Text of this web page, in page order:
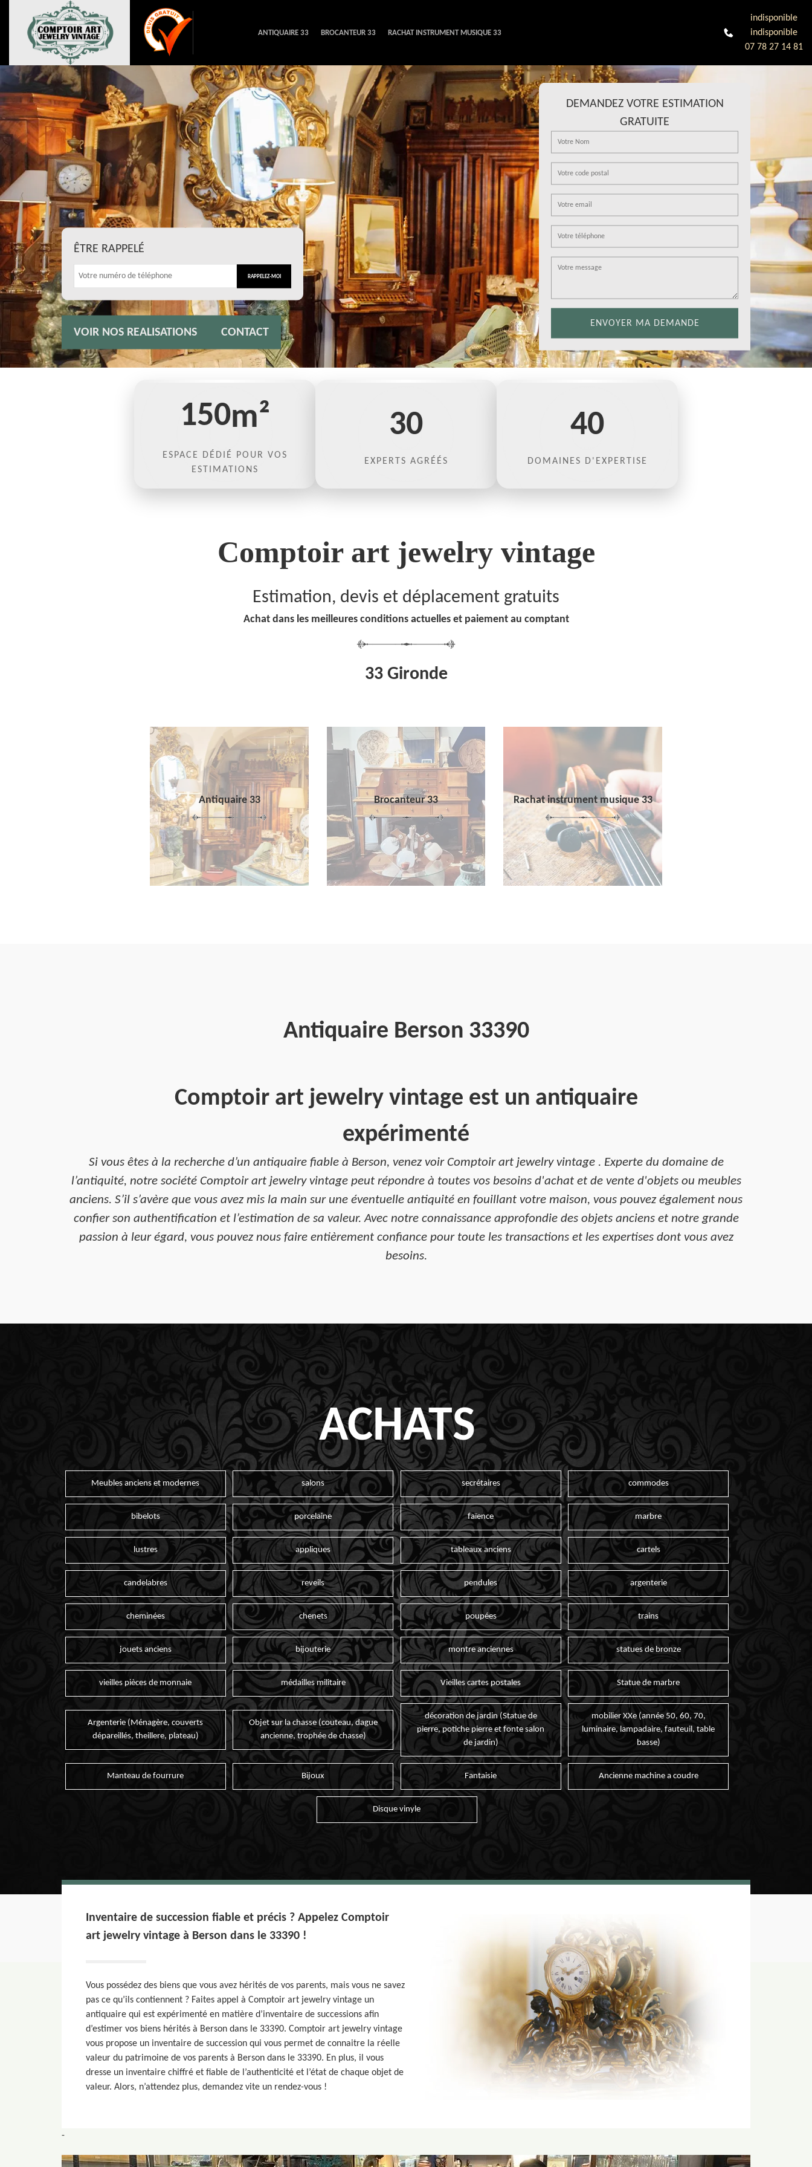
ANTIQUAIRE 33 BROCANTEUR 33 RACHAT INSTRUMENT MUSIQUE 33
indisponible
indisponible
07 78 27 14 81
ÊTRE RAPPELÉ
VOIR NOS REALISATIONS CONTACT
DEMANDEZ VOTRE ESTIMATION
GRATUITE
150m²
ESPACE DÉDIÉ POUR VOS
ESTIMATIONS
30
EXPERTS AGRÉÉS
40
DOMAINES D'EXPERTISE
Comptoir art jewelry vintage
Estimation, devis et déplacement gratuits
Achat dans les meilleures conditions actuelles et paiement au comptant
33 Gironde
Antiquaire 33 Brocanteur 33 Rachat instrument musique 33
Antiquaire Berson 33390
Comptoir art jewelry vintage est un antiquaire
expérimenté
Si vous êtes à la recherche d’un antiquaire fiable à Berson, venez voir Comptoir art jewelry vintage . Experte du domaine de
l’antiquité, notre société Comptoir art jewelry vintage peut répondre à toutes vos besoins d'achat et de vente d'objets ou meubles
anciens. S’il s’avère que vous avez mis la main sur une éventuelle antiquité en fouillant votre maison, vous pouvez également nous
confier son authentification et l’estimation de sa valeur. Avec notre connaissance approfondie des objets anciens et notre grande
passion à leur égard, vous pouvez nous faire entièrement confiance pour toute les transactions et les expertises dont vous avez
besoins.
ACHATS
Meubles anciens et modernes salons secrétaires commodes
bibelots porcelaine faïence marbre
lustres appliques tableaux anciens cartels
candelabres reveils pendules argenterie
cheminées chenets poupées trains
jouets anciens bijouterie montre anciennes statues de bronze
vieilles pièces de monnaie médailles militaire Vieilles cartes postales Statue de marbre
Argenterie (Ménagère, couverts
dépareillés, theillere, plateau)
Objet sur la chasse (couteau, dague
ancienne, trophée de chasse)
décoration de jardin (Statue de
pierre, potiche pierre et fonte salon
de jardin)
mobilier XXe (année 50, 60, 70,
luminaire, lampadaire, fauteuil, table
basse)
Manteau de fourrure Bijoux Fantaisie Ancienne machine a coudre
Disque vinyle
Inventaire de succession fiable et précis ? Appelez Comptoir
art jewelry vintage à Berson dans le 33390 !
Vous possédez des biens que vous avez hérités de vos parents, mais vous ne savez
pas ce qu’ils contiennent ? Faites appel à Comptoir art jewelry vintage un
antiquaire qui est expérimenté en matière d’inventaire de successions afin
d’estimer vos biens hérités à Berson dans le 33390. Comptoir art jewelry vintage
vous propose un inventaire de succession qui vous permet de connaitre la réelle
valeur du patrimoine de vos parents à Berson dans le 33390. En plus, il vous
dresse un inventaire chiffré et fiable de l’authenticité et l’état de chaque objet de
valeur. Alors, n’attendez plus, demandez vite un rendez-vous !
-